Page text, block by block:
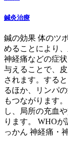
鍼灸治療
鍼の効果 体のツ
めることにより
神経痛などの症
与えることで、
されます。する
るほか、リンパ
もつながります
し、局所の充血
ります。 WHO
っかん 神経痛・